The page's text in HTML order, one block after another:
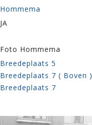
Hommema
JA
Foto Hommema
Breedeplaats 5
Breedeplaats 7 ( Boven )
Breedeplaats 7